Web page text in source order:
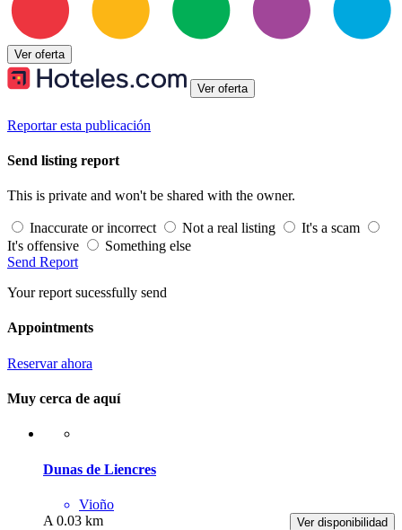
Ver oferta
Ver oferta
Reportar esta publicación
Send listing report
This is private and won't be shared with the owner.
Inaccurate or incorrect Not a real listing
It's a scam
It's offensive
Something else
Send Report
Your report sucessfully send
Appointments
Reservar ahora
Muy cerca de aquí
Dunas de Liencres
Vioño
Ver disponibilidad
A 0.03 km